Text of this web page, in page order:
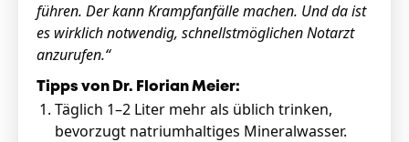
führen. Der kann Krampfanfälle machen. Und da ist
es wirklich notwendig, schnellstmöglichen Notarzt
anzurufen.“
Tipps von Dr. Florian Meier:
Täglich 1–2 Liter mehr als üblich trinken,
bevorzugt natriumhaltiges Mineralwasser.